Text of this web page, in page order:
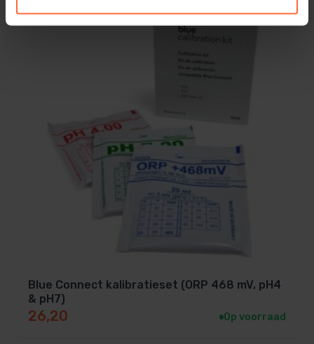
Blue Connect kalibratieset (ORP 468 mV, pH4
& pH7)
26,20 Op voorraad